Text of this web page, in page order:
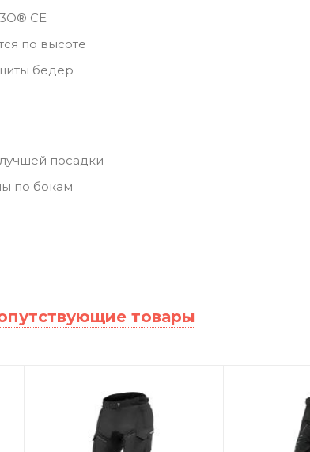
CE
по высоте
бёдер
посадки
по бокам
товары